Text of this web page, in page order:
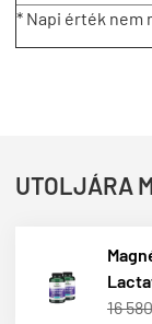
* Napi érték nem
UTOLJÁRA
16